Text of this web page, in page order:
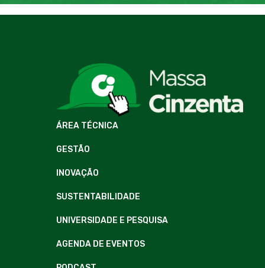
ÁREA TÉCNICA
GESTÃO
INOVAÇÃO
SUSTENTABILIDADE
UNIVERSIDADE E PESQUISA
AGENDA DE EVENTOS